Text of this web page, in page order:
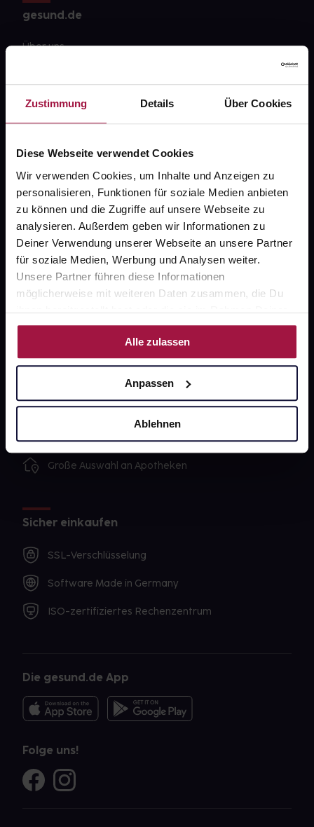
Zustimmung Details Über Cookies
Diese Webseite verwendet Cookies
Wir verwenden Cookies, um Inhalte und Anzeigen zu
personalisieren, Funktionen für soziale Medien anbieten
zu können und die Zugriffe auf unsere Webseite zu
analysieren. Außerdem geben wir Informationen zu
Deiner Verwendung unserer Webseite an unsere Partner
für soziale Medien, Werbung und Analysen weiter.
Unsere Partner führen diese Informationen
möglicherweise mit weiteren Daten zusammen, die Du
ihnen bereitgestellt hast oder die sie im Rahmen Deiner
Nutzung der Dienste gesammelt haben.
Alle zulassen
Anpassen
Ablehnen
gesund.de
Über uns
Newsletter
Barrierefreiheitserklärung
PAYBACK
gesund-versorger.de
Datenschutz
AGB
Impressum
Ausgewählte Wunschprodukte sofort abholbereit
selben Tag möglich
Freie Wahl der Apotheke
Große Auswahl an Apotheken
Sicher einkaufen
SSL-Verschlüsselung
Software Made in Germany
ISO-zertifiziertes Rechenzentrum
Die gesund.de App
Folge uns!